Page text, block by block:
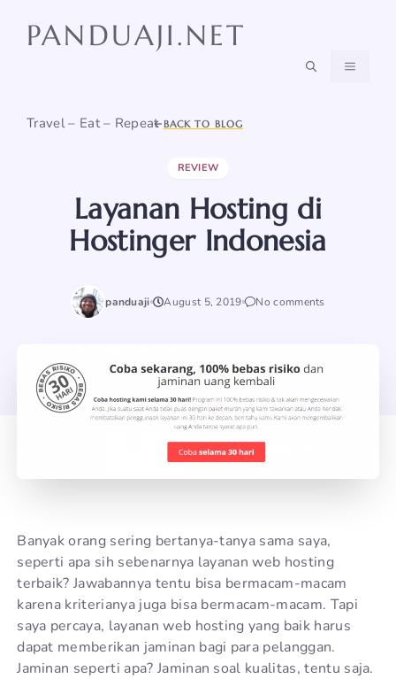
PANDUAJI.NET
Travel – Eat – Repeat
MENU
BACK TO BLOG
REVIEW
Layanan Hosting di
Hostinger Indonesia
panduaji August 5, 2019 No comments
Banyak orang sering bertanya-tanya sama saya,
seperti apa sih sebenarnya layanan web hosting
terbaik? Jawabannya tentu bisa bermacam-macam
karena kriterianya juga bisa bermacam-macam. Tapi
saya percaya, layanan web hosting yang baik harus
dapat memberikan jaminan bagi para pelanggan.
Jaminan seperti apa? Jaminan soal kualitas, tentu saja.